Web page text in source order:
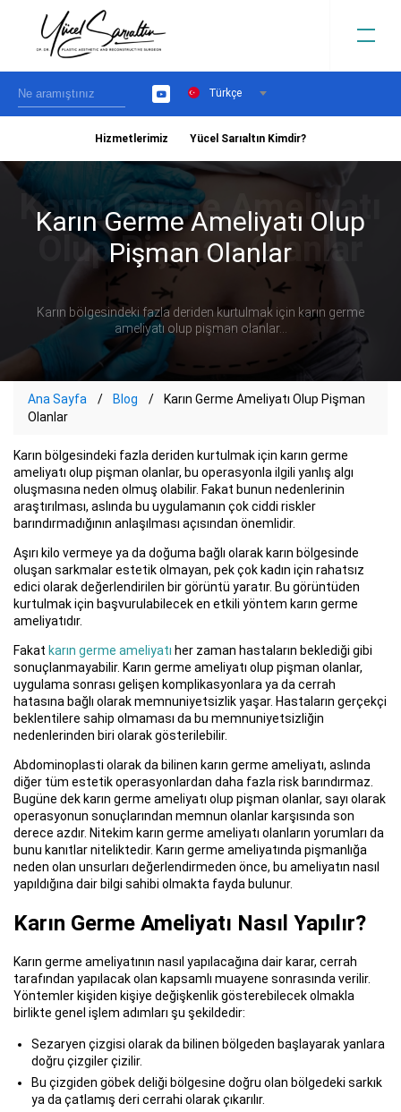
›
YouTubeTürkçe
Hizmetlerimiz Yücel Sarıaltın Kimdir?
Karın Germe Ameliyatı Olup
Pişman Olanlar
Karın bölgesindeki fazla deriden kurtulmak için karın germe
ameliyatı olup pişman olanlar...
Ana Sayfa Blog
Karın Germe Ameliyatı Olup Pişman
Olanlar
Karın bölgesindeki fazla deriden kurtulmak için karın germe
ameliyatı olup pişman olanlar, bu operasyonla ilgili yanlış algı
oluşmasına neden olmuş olabilir. Fakat bunun nedenlerinin
araştırılması, aslında bu uygulamanın çok ciddi riskler
barındırmadığının anlaşılması açısından önemlidir.
Aşırı kilo vermeye ya da doğuma bağlı olarak karın bölgesinde
oluşan sarkmalar estetik olmayan, pek çok kadın için rahatsız
edici olarak değerlendirilen bir görüntü yaratır. Bu görüntüden
kurtulmak için başvurulabilecek en etkili yöntem karın germe
ameliyatıdır.
Fakat karın germe ameliyatı her zaman hastaların beklediği gibi
sonuçlanmayabilir. Karın germe ameliyatı olup pişman olanlar,
uygulama sonrası gelişen komplikasyonlara ya da cerrah
hatasına bağlı olarak memnuniyetsizlik yaşar. Hastaların gerçekçi
beklentilere sahip olmaması da bu memnuniyetsizliğin
nedenlerinden biri olarak gösterilebilir.
Abdominoplasti olarak da bilinen karın germe ameliyatı, aslında
diğer tüm estetik operasyonlardan daha fazla risk barındırmaz.
Bugüne dek karın germe ameliyatı olup pişman olanlar, sayı olarak
operasyonun sonuçlarından memnun olanlar karşısında son
derece azdır. Nitekim karın germe ameliyatı olanların yorumları da
bunu kanıtlar niteliktedir. Karın germe ameliyatında pişmanlığa
neden olan unsurları değerlendirmeden önce, bu ameliyatın nasıl
yapıldığına dair bilgi sahibi olmakta fayda bulunur.
Karın Germe Ameliyatı Nasıl Yapılır?
Karın germe ameliyatının nasıl yapılacağına dair karar, cerrah
tarafından yapılacak olan kapsamlı muayene sonrasında verilir.
Yöntemler kişiden kişiye değişkenlik gösterebilecek olmakla
birlikte genel işlem adımları şu şekildedir:
Sezaryen çizgisi olarak da bilinen bölgeden başlayarak yanlara
doğru çizgiler çizilir.
Bu çizgiden göbek deliği bölgesine doğru olan bölgedeki sarkık
ya da çatlamış deri cerrahi olarak çıkarılır.